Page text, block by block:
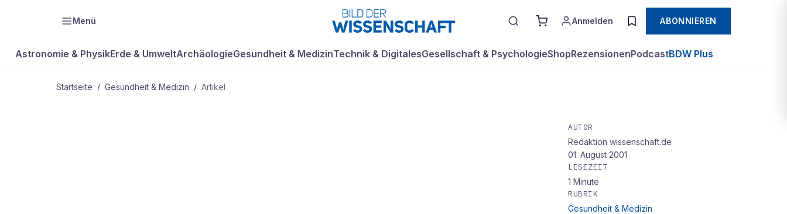
Menü Anmelden ABONNIEREN
Astronomie & PhysikErde & UmweltArchäologieGesundheit & MedizinTechnik & DigitalesGesellschaft & PsychologieShopRezensionenPodcastBDW Plus
Startseite / Gesundheit & Medizin / Artikel
AUTOR
Redaktion wissenschaft.de
01. August 2001
LESEZEIT
1 Minute
RUBRIK
Gesundheit & Medizin